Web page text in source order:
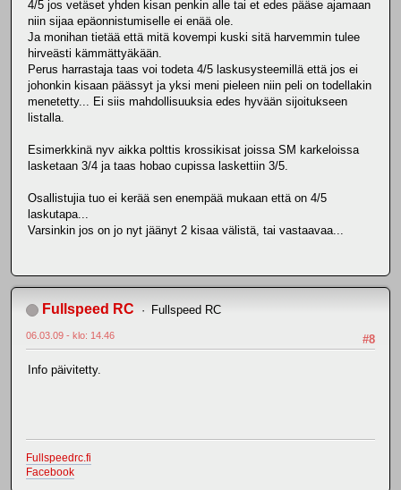
4/5 jos vetäset yhden kisan penkin alle tai et edes pääse ajamaan
niin sijaa epäonnistumiselle ei enää ole.
Ja monihan tietää että mitä kovempi kuski sitä harvemmin tulee
hirveästi kämmättyäkään.
Perus harrastaja taas voi todeta 4/5 laskusysteemillä että jos ei
johonkin kisaan päässyt ja yksi meni pieleen niin peli on todellakin
menetetty... Ei siis mahdollisuuksia edes hyvään sijoitukseen
listalla.
Esimerkkinä nyv aikka polttis krossikisat joissa SM karkeloissa
lasketaan 3/4 ja taas hobao cupissa laskettiin 3/5.
Osallistujia tuo ei kerää sen enempää mukaan että on 4/5
laskutapa...
Varsinkin jos on jo nyt jäänyt 2 kisaa välistä, tai vastaavaa...
Fullspeed RC Fullspeed RC
#8
06.03.09 - klo: 14.46
Info päivitetty.
Fullspeedrc.fi
Facebook